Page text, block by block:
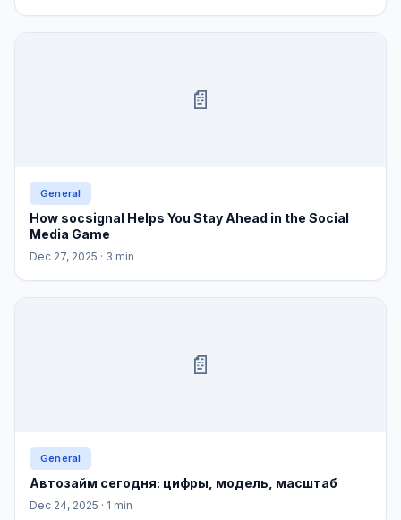
📄
General
How socsignal Helps You Stay Ahead in the Social
Media Game
Dec 27, 2025 · 3 min
📄
General
Автозайм сегодня: цифры, модель, масштаб
Dec 24, 2025 · 1 min